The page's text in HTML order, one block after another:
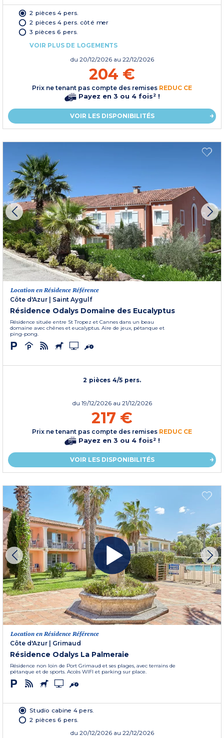
2 pièces 4 pers.
2 pièces 4 pers. côté mer
3 pièces 6 pers.
VOIR PLUS DE LOGEMENTS
du 20/12/2026 au 22/12/2026
204 €
Prix ne tenant pas compte des remises REDUC CE
Payez en 3 ou 4 fois² !
VOIR LES DISPONIBILITÉS
Location en Résidence Référence
Côte d'Azur
Saint Aygulf
Résidence Odalys Domaine des Eucalyptus
Résidence située entre St Tropez et Cannes dans un beau
domaine avec chênes et eucalyptus. Aire de jeux, pétanque et
ping-pong.
2 pièces 4/5 pers.
du 19/12/2026 au 21/12/2026
217 €
Prix ne tenant pas compte des remises REDUC CE
Payez en 3 ou 4 fois² !
VOIR LES DISPONIBILITÉS
Location en Résidence Référence
Côte d'Azur
Grimaud
Résidence Odalys La Palmeraie
Résidence non loin de Port Grimaud et ses plages, avec terrains de
pétanque et de sports. Accès WIFI et parking sur place.
Studio cabine 4 pers.
2 pièces 6 pers.
du 20/12/2026 au 22/12/2026